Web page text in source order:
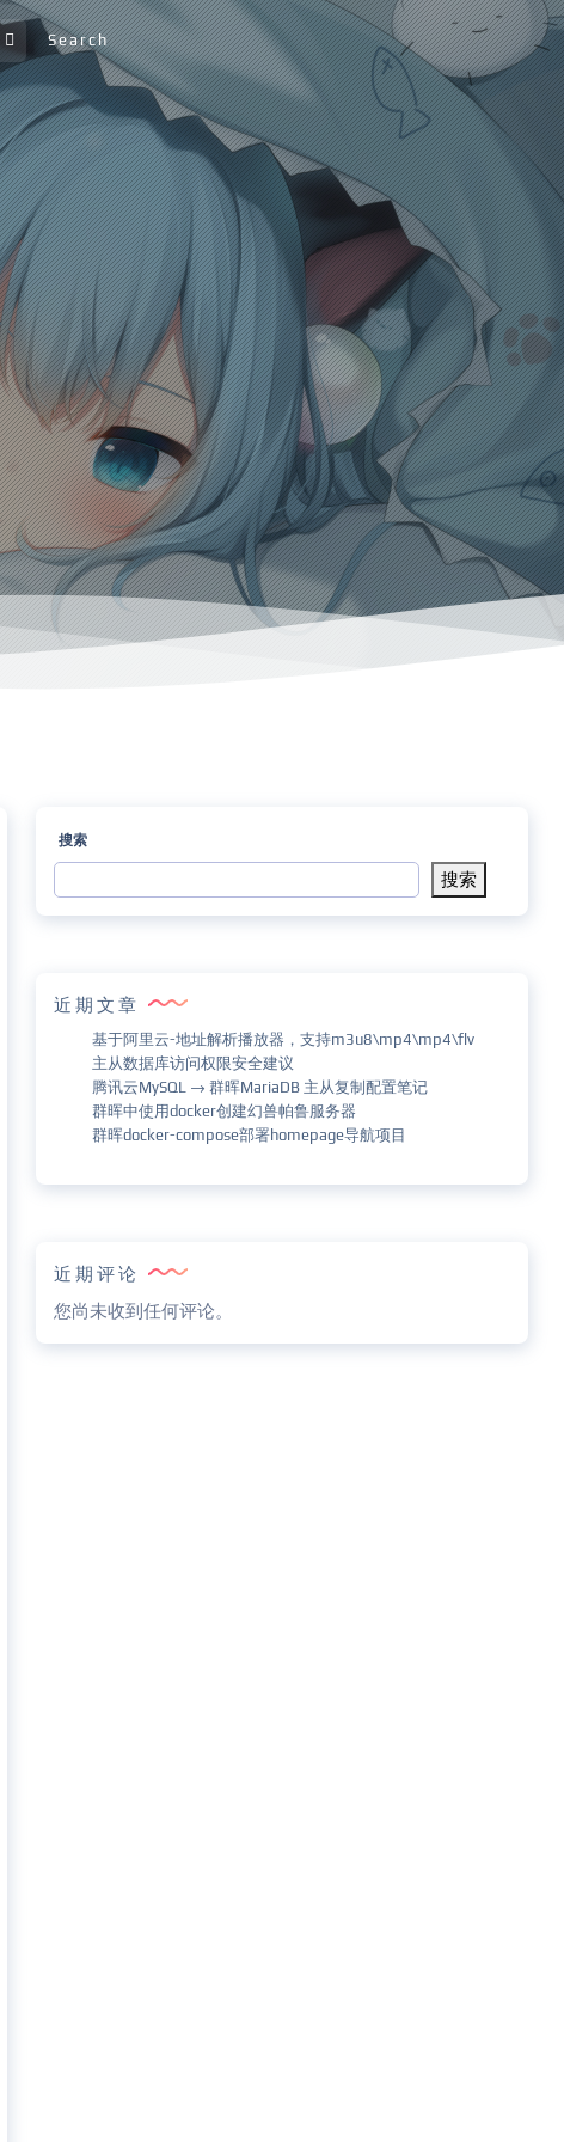
Search
搜索
搜索
近期文章
基于阿里云-地址解析播放器，支持m3u8\mp4\mp4\flv
主从数据库访问权限安全建议
腾讯云MySQL → 群晖MariaDB 主从复制配置笔记
群晖中使用docker创建幻兽帕鲁服务器
群晖docker-compose部署homepage导航项目
近期评论
您尚未收到任何评论。